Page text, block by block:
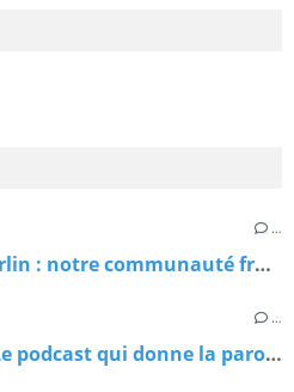
…
Attaque à la Pride de Berlin : notre communauté frappée en plein cœur du Christopher Street Day 2026
…
Affirmations saison 2 : Le podcast qui donne la parole aux pionnièr·es de la communauté 2ELGBTQIA+ est de retour